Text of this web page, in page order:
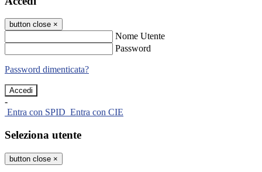
button close ×
Nome Utente
Password
Password dimenticata?
-
Entra con SPID Entra con CIE
Seleziona utente
button close ×